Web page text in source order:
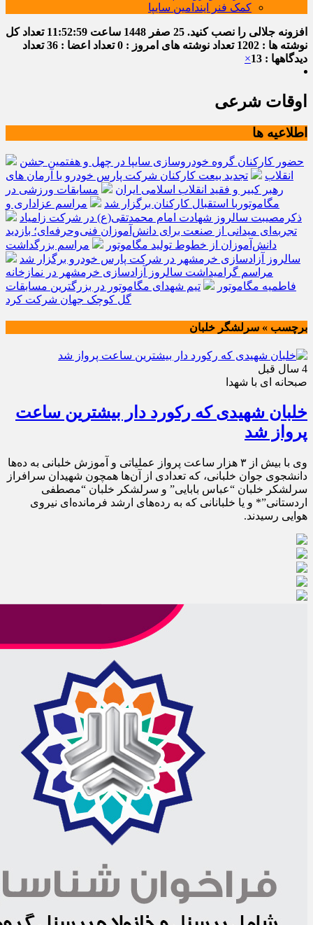
کمک فنر ایندامین سایپا
افزونه جلالی را نصب کنید. 25 صفر 1448 ساعت 11:52:59 تعداد کل
نوشته ها : 1202
تعداد نوشته های امروز : 0 تعداد اعضا : 36
تعداد
دیدگاهها : 13
×
اوقات شرعی
اطلاعیه ها
حضور کارکنان گروه خودروسازی سایپا در چهل و هفتمین جشن
انقلاب
تجدید بیعت کارکنان شرکت پارس خودرو با آرمان های
رهبر کبیر و فقید انقلاب اسلامی ایران
مسابقات ورزشی در
مگاموتوربا استقبال کارکنان برگزار شد
مراسم عزاداری و
ذکرمصیبت سالروز شهادت امام محمدتقی(ع) در شرکت زامیاد
تجربه‌ای میدانی از صنعت برای دانش‌آموزان فنی‌وحرفه‌ای؛ بازدید
دانش‌آموزان از خطوط تولید مگاموتور
مراسم بزرگداشت
سالروز آزادسازی خرمشهر در شرکت پارس خودرو برگزار شد
مراسم گرامیداشت سالروز آزادسازی خرمشهر در نمازخانه
فاطمیه مگاموتور
تیم شهدای مگاموتور در بزرگترین مسابقات
گل کوچک جهان شرکت کرد
برچسب » سرلشگر خلبان
4 سال قبل
صبحانه ای با شهدا
خلبان شهیدی که رکورد دار بیشترین ساعت
پرواز شد
وی با بیش از ۳ هزار ساعت پرواز عملیاتی و آموزش خلبانی به ده‌ها
دانشجوی جوان خلبانی، که تعدادی از آن‌ها همچون شهیدان سرافراز
سرلشکر خلبان “عباس بابایی” و سرلشکر خلبان “مصطفی
اردستانی”* و یا خلبانانی که به رده‌های ارشد فرمانده‌ای نیروی
هوایی رسیدند.